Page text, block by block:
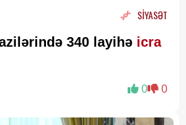
SİYASƏT
340 layihə icra
0 0